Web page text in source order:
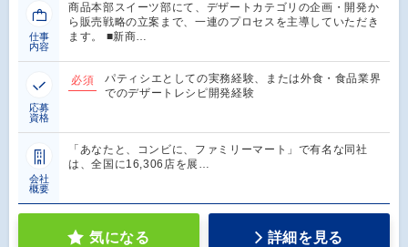
仕事
内容
商品本部スイーツ部にて、デザートカテゴリの企画・開発か
ら販売戦略の立案まで、一連のプロセスを主導していただき
ます。 ■新商…
応募
資格
必須
パティシエとしての実務経験、または外食・食品業界
でのデザートレシピ開発経験
会社
概要
「あなたと、コンビに、ファミリーマート」で有名な同社
は、全国に16,306店を展…
気になる 詳細を見る